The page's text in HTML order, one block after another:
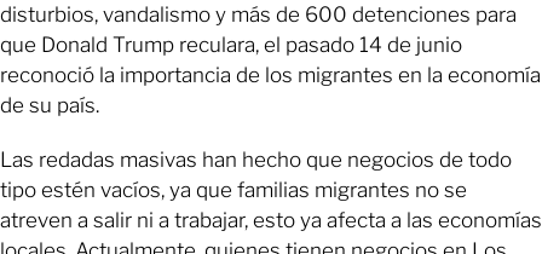
disturbios, vandalismo y más de 600 detenciones para
que Donald Trump reculara, el pasado 14 de junio
reconoció la importancia de los migrantes en la economía
de su país.
Las redadas masivas han hecho que negocios de todo
tipo estén vacíos, ya que familias migrantes no se
atreven a salir ni a trabajar, esto ya afecta a las economías